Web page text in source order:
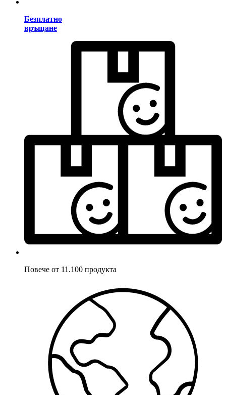
Безплатно
връщане
Повече от 11.100 продукта